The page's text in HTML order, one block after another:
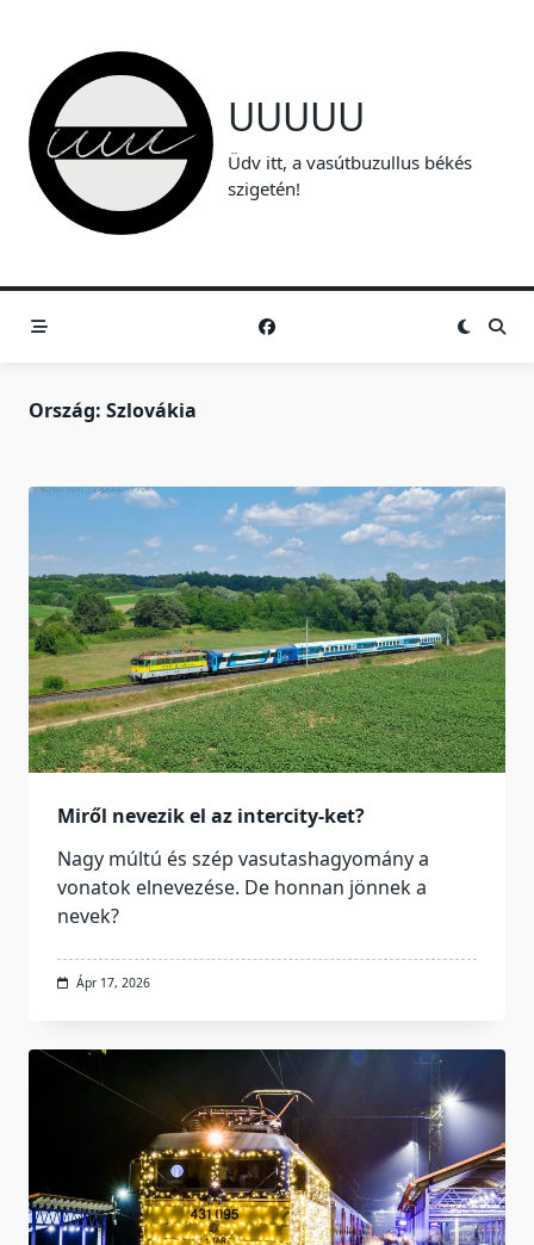
content
UUUUU
Üdv itt, a vasútbuzullus békés
szigetén!
Ország: Szlovákia
Miről nevezik el az intercity-ket?
Nagy múltú és szép vasutashagyomány a
vonatok elnevezése. De honnan jönnek a
nevek?
Ápr 17, 2026